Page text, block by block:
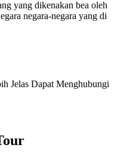
yang dikenakan bea oleh
negara-negara yang di
Jelas Dapat Menghubungi